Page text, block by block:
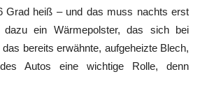
Grad heiß – und das muss nachts erst
dazu ein Wärmepolster, das sich bei
bereits erwähnte, aufgeheizte Blech,
Autos eine wichtige Rolle, denn